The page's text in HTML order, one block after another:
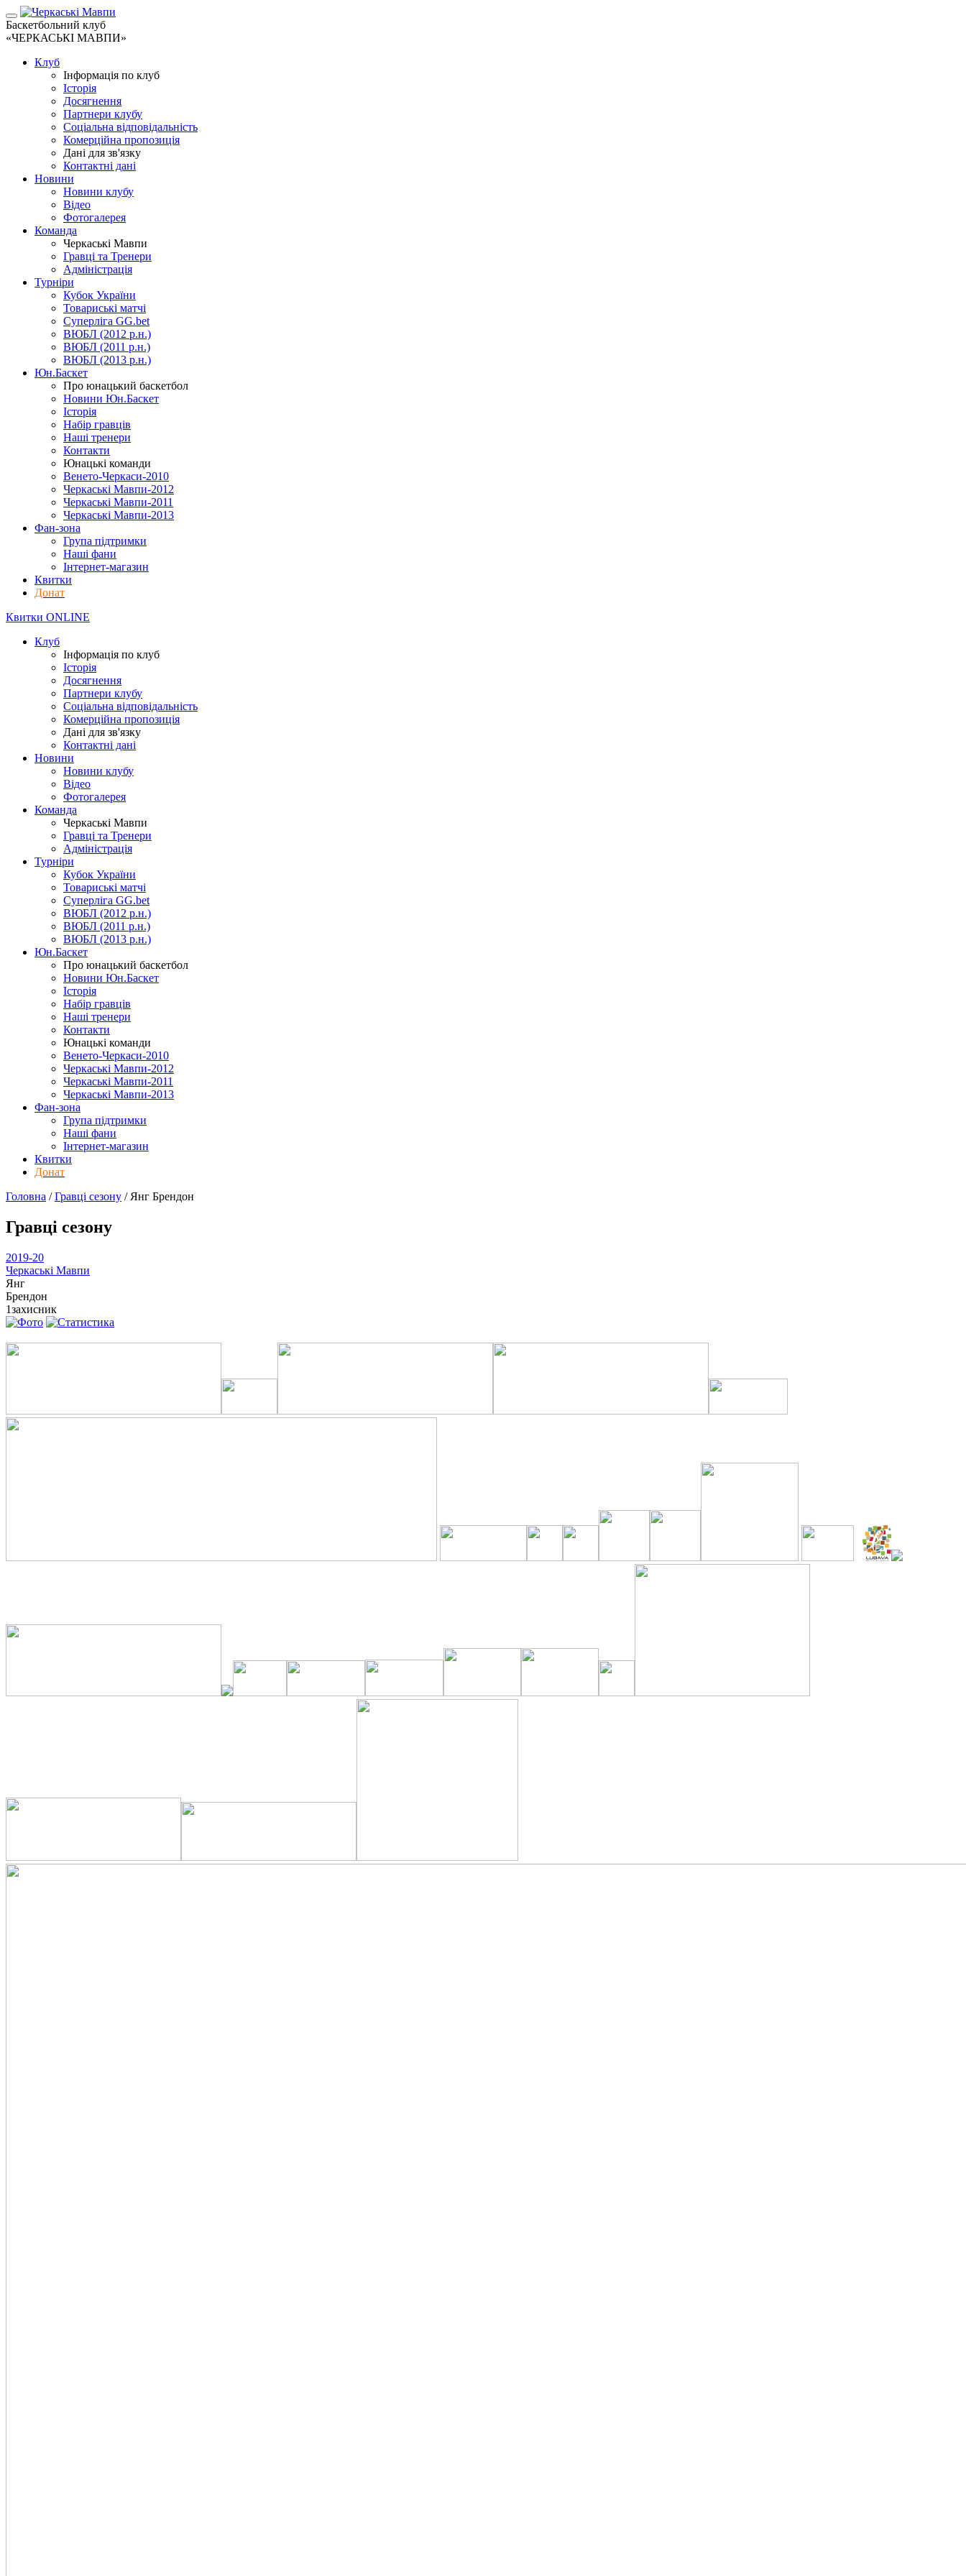
Баскетбольний клуб
«ЧЕРКАСЬКІ МАВПИ»
Клуб
Інформація по клуб
Історія
Досягнення
Партнери клубу
Соціальна відповідальність
Комерційна пропозиція
Дані для зв'язку
Контактні дані
Новини
Новини клубу
Відео
Фотогалерея
Команда
Черкаські Мавпи
Гравці та Тренери
Адміністрація
Турніри
Кубок України
Товариські матчі
Суперліга GG.bet
ВЮБЛ (2012 р.н.)
ВЮБЛ (2011 р.н.)
ВЮБЛ (2013 р.н.)
Юн.Баскет
Про юнацький баскетбол
Новини Юн.Баскет
Історія
Набір гравців
Наші тренери
Контакти
Юнацькі команди
Венето-Черкаси-2010
Черкаські Мавпи-2012
Черкаські Мавпи-2011
Черкаські Мавпи-2013
Фан-зона
Група підтримки
Наші фани
Інтернет-магазин
Квитки
Донат
Квитки ONLINE
Клуб
Інформація по клуб
Історія
Досягнення
Партнери клубу
Соціальна відповідальність
Комерційна пропозиція
Дані для зв'язку
Контактні дані
Новини
Новини клубу
Відео
Фотогалерея
Команда
Черкаські Мавпи
Гравці та Тренери
Адміністрація
Турніри
Кубок України
Товариські матчі
Суперліга GG.bet
ВЮБЛ (2012 р.н.)
ВЮБЛ (2011 р.н.)
ВЮБЛ (2013 р.н.)
Юн.Баскет
Про юнацький баскетбол
Новини Юн.Баскет
Історія
Набір гравців
Наші тренери
Контакти
Юнацькі команди
Венето-Черкаси-2010
Черкаські Мавпи-2012
Черкаські Мавпи-2011
Черкаські Мавпи-2013
Фан-зона
Група підтримки
Наші фани
Інтернет-магазин
Квитки
Донат
Головна /Гравці сезону / Янг Брендон
Гравці сезону
2019-20
Черкаські Мавпи
Янг
Брендон
1захисник